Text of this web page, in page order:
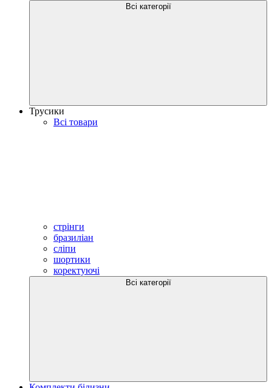
Всі категорії
Трусики
Всі товари
стрінги
бразиліан
сліпи
шортики
коректуючі
Всі категорії